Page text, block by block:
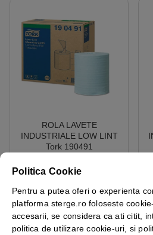
ROLA LAVETE
INDUSTRIALE LOW LINT
Tork 190491
121.60lei + TVA
Adauga in cos
Politica Cookie
Pentru a putea oferi o experienta
platforma sterge.ro foloseste
accesarii, se considera ca ati citit,
politica de utilizare cookie-uri, si